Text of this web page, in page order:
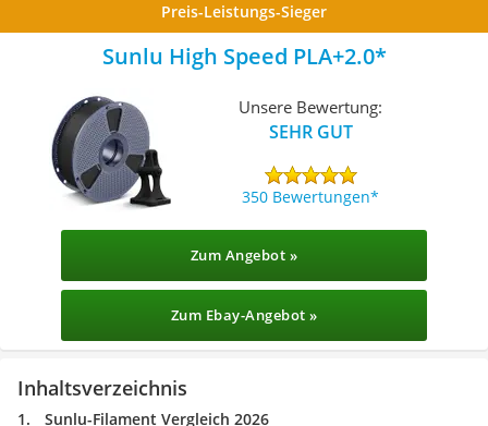
Preis-Leistungs-Sieger
Sunlu High Speed PLA+2.0
Unsere Bewertung:
SEHR GUT
350 Bewertungen
Zum Angebot »
Zum Ebay-Angebot »
Inhaltsverzeichnis
Sunlu-Filament Vergleich 2026